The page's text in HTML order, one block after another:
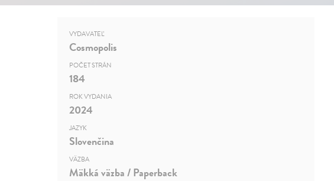
VYDAVATEĽ
Cosmopolis
POČET STRÁN
184
ROK VYDANIA
2024
JAZYK
Slovenčina
VÄZBA
Mäkká väzba / Paperback